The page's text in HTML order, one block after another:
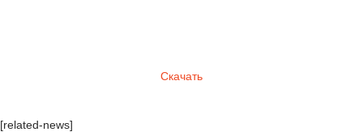
Скачать
[related-news]